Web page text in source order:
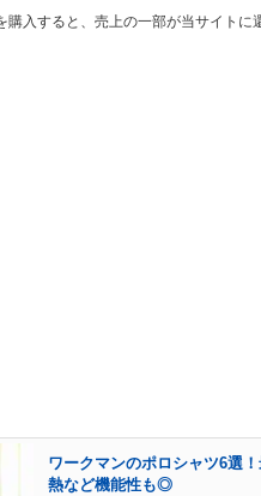
入すると、売上の一部が当サイトに
ワークマンのポロシャツ6選
熱など機能性も◎